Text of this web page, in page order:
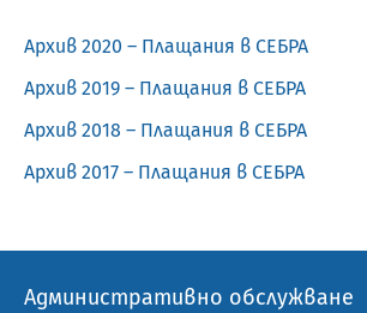
Архив 2020 – Плащания в СЕБРА
Архив 2019 – Плащания в СЕБРА
Архив 2018 – Плащания в СЕБРА
Архив 2017 – Плащания в СЕБРА
Административно обслужване